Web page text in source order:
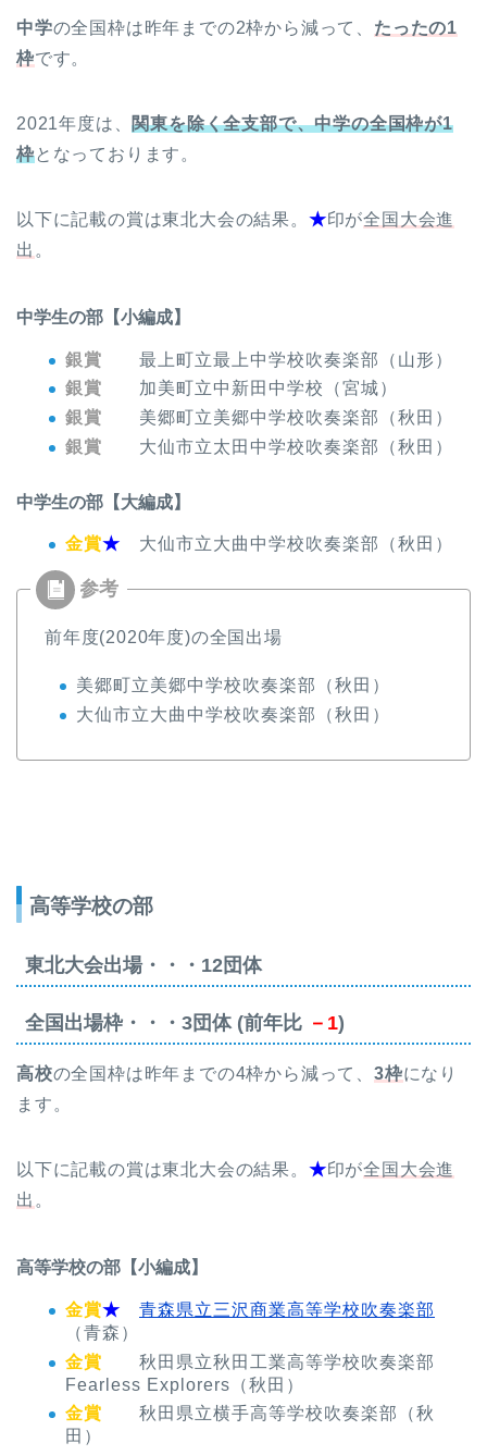
中学の全国枠は昨年までの2枠から減って、 たったの1
枠です。
2021年度は、関東を除く全支部で、中学の全国枠が1
枠となっております。
以下に記載の賞は東北大会の結果。 ★印が全国大会進
出 。
中学生の部【小編成】
銀賞 最上町立最上中学校吹奏楽部（山形）
銀賞 加美町立中新田中学校（宮城）
銀賞 美郷町立美郷中学校吹奏楽部（秋田）
銀賞 大仙市立太田中学校吹奏楽部（秋田）
中学生の部【大編成】
金賞★ 大仙市立大曲中学校吹奏楽部（秋田）
前年度(2020年度)の全国出場
美郷町立美郷中学校吹奏楽部（秋田）
大仙市立大曲中学校吹奏楽部（秋田）
高等学校の部
東北大会出場・・・12団体
全国出場枠・・・3団体 (前年比 －1)
高校の全国枠は昨年までの4枠から減って、3枠になり
ます。
以下に記載の賞は東北大会の結果。 ★印が全国大会進
出 。
高等学校の部【小編成】
金賞★ 青森県立三沢商業高等学校吹奏楽部
（青森）
金賞 秋田県立秋田工業高等学校吹奏楽部
Fearless Explorers（秋田）
金賞 秋田県立横手高等学校吹奏楽部（秋
田）